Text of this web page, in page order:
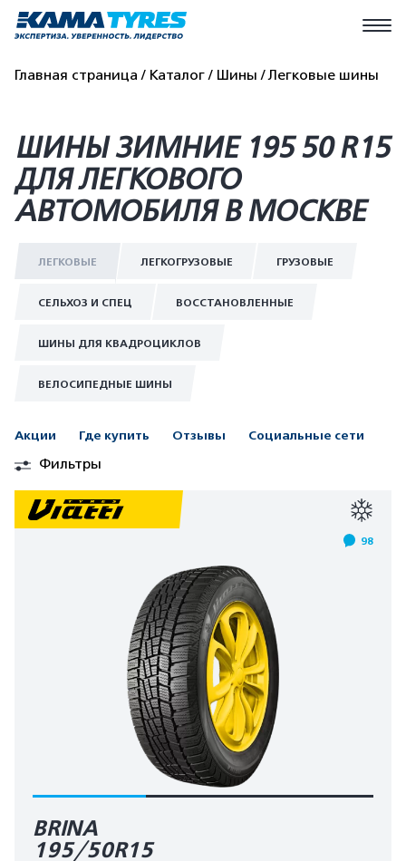
Главная страница Каталог Шины Легковые шины
ШИНЫ ЗИМНИЕ 195 50 R15
ДЛЯ ЛЕГКОВОГО
АВТОМОБИЛЯ В МОСКВЕ
ЛЕГКОВЫЕ ЛЕГКОГРУЗОВЫЕ ГРУЗОВЫЕ
СЕЛЬХОЗ И СПЕЦ ВОССТАНОВЛЕННЫЕ
ШИНЫ ДЛЯ КВАДРОЦИКЛОВ
ВЕЛОСИПЕДНЫЕ ШИНЫ
Акции Где купить Отзывы Социальные сети
Фильтры
98
BRINA
195/50R15